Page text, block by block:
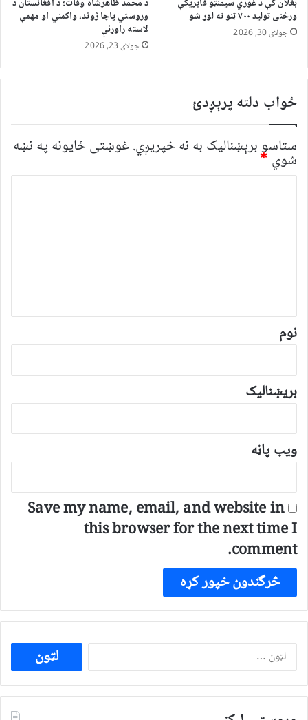
بغلان کې د غوري سیمنټو فابریکې
ورځنی تولید ۷۰۰ ټنو ته لوړ شو
جولای 30, 2026
د محمد ظاهرشاه وفات؛ د افغانستان د
وروستي پاچا ژوند، واکمني او مهمې
لاسته راوړنې
جولای 23, 2026
ځواب دلته پرېږدئ
ستاسو برېښناليک به نه خپريږي. غوښتى ځایونه په نښه
شوي *
*
نوم
بریښنالیک
ویب پاڼه
Save my name, email, and website in
this browser for the next time I
comment.
ددی
لپاره
لټون: